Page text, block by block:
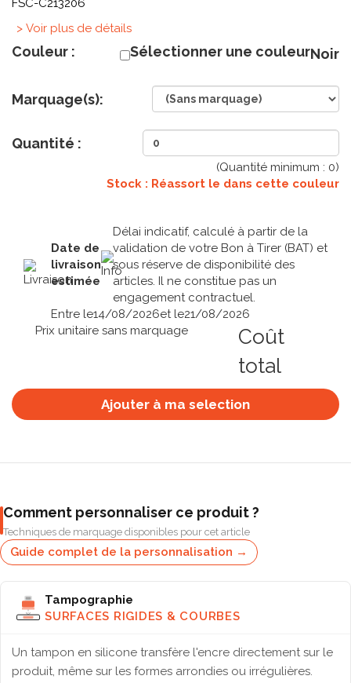
FSC-C213206
> Voir plus de détails
Couleur : Sélectionner une couleurNoir
Marquage(s):
Quantité :
(Quantité minimum : 0)
Stock : Réassort le dans cette couleur
Date de
livraison
estimée
Délai indicatif, calculé à partir de la
validation de votre Bon à Tirer (BAT) et
sous réserve de disponibilité des
articles. Il ne constitue pas un
engagement contractuel.
Entre le14/08/2026et le21/08/2026
Prix unitaire sans marquage
Coût
total
Ajouter à ma selection
Comment personnaliser ce produit ?
Techniques de marquage disponibles pour cet article
Guide complet de la personnalisation →
Tampographie
SURFACES RIGIDES & COURBES
Un tampon en silicone transfère l'encre directement sur le
produit, même sur les formes arrondies ou irrégulières.